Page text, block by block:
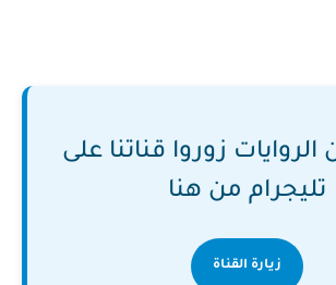
الروايات زوروا قناتنا على
تليجرام من هنا
زيارة القناة